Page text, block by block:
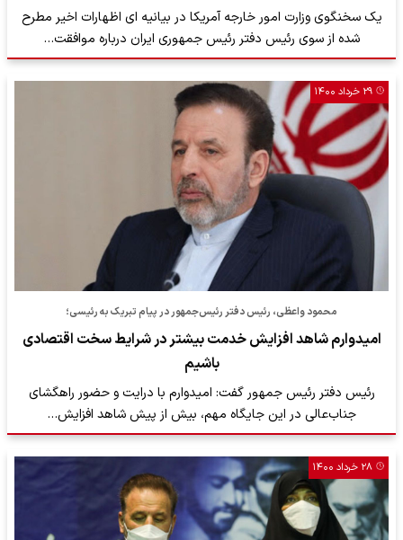
یک سخنگوی وزارت امور خارجه آمریکا در بیانیه ای اظهارات اخیر مطرح
شده از سوی رئیس دفتر رئیس جمهوری ایران درباره موافقت…
۲۹ خرداد ۱۴۰۰
محمود واعظی، رئیس دفتر رئیس‌جمهور در پیام تبریک به رئیسی؛
امیدوارم شاهد افزایش خدمت بیشتر در شرایط سخت اقتصادی
باشیم
رئیس دفتر رئیس جمهور گفت: امیدوارم با درایت و حضور راهگشای
جناب‌عالی در این جایگاه مهم، بیش از پیش شاهد افزایش…
۲۸ خرداد ۱۴۰۰